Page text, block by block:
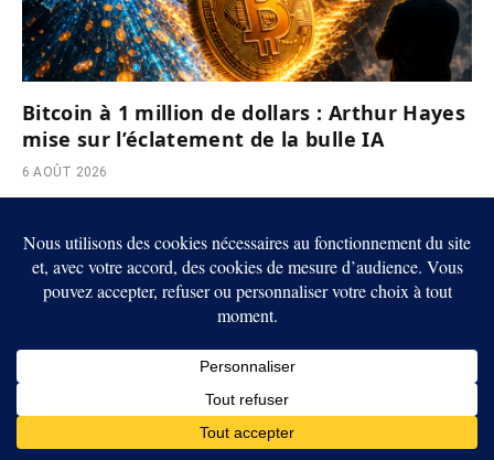
Bitcoin à 1 million de dollars : Arthur Hayes
mise sur l’éclatement de la bulle IA
6 AOÛT 2026